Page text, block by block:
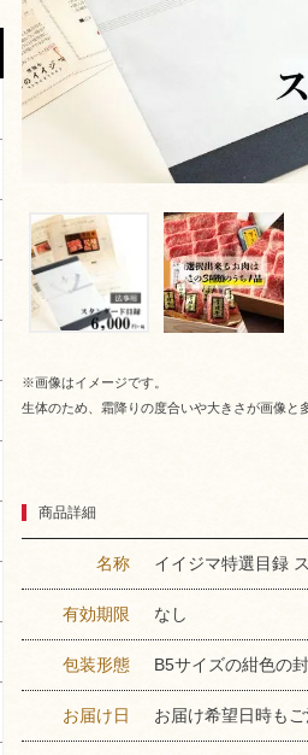
※画像はイメージです。
生体のため、霜降りの度合いや大きさが画像と
商品詳細
名称 イイジマ特選目録
有効期限 なし
包装形態 B5サイズの紺色の
お届け日 お届け希望日時も